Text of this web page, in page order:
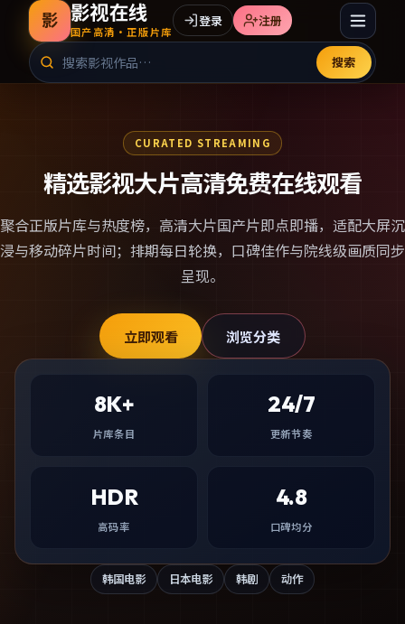
影 影视在线
国产高清·正版片库
搜索
登录 注册
CURATED STREAMING
精选影视大片高清免费在线观看
聚合正版片库与热度榜， 高清大片国产片即点即播，适配大屏沉
浸与移动碎片时间；排期每日轮换，口碑佳作与院线级画质同步
呈现。
立即观看 浏览分类
8K+
片库条目
24/7
更新节奏
HDR
高码率
4.8
口碑均分
韩国电影 日本电影 韩剧 动作